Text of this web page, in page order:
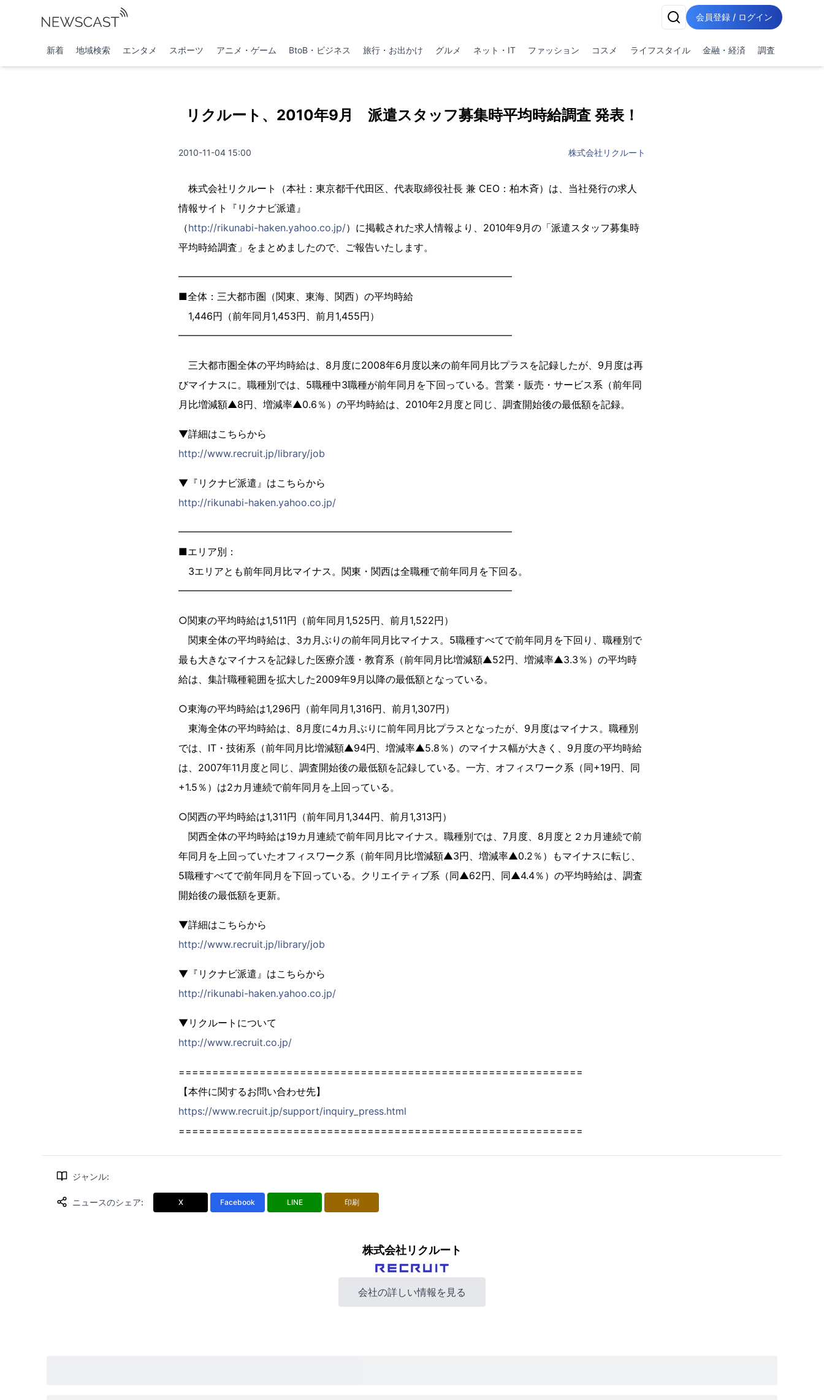
会員登録 / ログイン
新着 地域検索 エンタメ スポーツ アニメ・ゲーム BtoB・ビジネス 旅行・お出かけ グルメ ネット・IT ファッション コスメ ライフスタイル 金融・経済 調査
リクルート、2010年9月 派遣スタッフ募集時平均時給調査 発表！
2010-11-04 15:00 株式会社リクルート
株式会社リクルート（本社：東京都千代田区、代表取締役社長 兼 CEO：柏木斉）は、当社発行の求人
情報サイト『リクナビ派遣』
（http://rikunabi-haken.yahoo.co.jp/）に掲載された求人情報より、2010年9月の「派遣スタッフ募集時
平均時給調査」をまとめましたので、ご報告いたします。
━━━━━━━━━━━━━━━━━━━━━━━━━━━━━━━━━━
■全体：三大都市圏（関東、東海、関西）の平均時給
1,446円（前年同月1,453円、前月1,455円）
━━━━━━━━━━━━━━━━━━━━━━━━━━━━━━━━━━
三大都市圏全体の平均時給は、8月度に2008年6月度以来の前年同月比プラスを記録したが、9月度は再
びマイナスに。職種別では、5職種中3職種が前年同月を下回っている。営業・販売・サービス系（前年同
月比増減額▲8円、増減率▲0.6％）の平均時給は、2010年2月度と同じ、調査開始後の最低額を記録。
▼詳細はこちらから
http://www.recruit.jp/library/job
▼『リクナビ派遣』はこちらから
http://rikunabi-haken.yahoo.co.jp/
━━━━━━━━━━━━━━━━━━━━━━━━━━━━━━━━━━
■エリア別：
3エリアとも前年同月比マイナス。関東・関西は全職種で前年同月を下回る。
━━━━━━━━━━━━━━━━━━━━━━━━━━━━━━━━━━
○関東の平均時給は1,511円（前年同月1,525円、前月1,522円）
関東全体の平均時給は、3カ月ぶりの前年同月比マイナス。5職種すべてで前年同月を下回り、職種別で
最も大きなマイナスを記録した医療介護・教育系（前年同月比増減額▲52円、増減率▲3.3％）の平均時
給は、集計職種範囲を拡大した2009年9月以降の最低額となっている。
○東海の平均時給は1,296円（前年同月1,316円、前月1,307円）
東海全体の平均時給は、8月度に4カ月ぶりに前年同月比プラスとなったが、9月度はマイナス。職種別
では、IT・技術系（前年同月比増減額▲94円、増減率▲5.8％）のマイナス幅が大きく、9月度の平均時給
は、2007年11月度と同じ、調査開始後の最低額を記録している。一方、オフィスワーク系（同+19円、同
+1.5％）は2カ月連続で前年同月を上回っている。
○関西の平均時給は1,311円（前年同月1,344円、前月1,313円）
関西全体の平均時給は19カ月連続で前年同月比マイナス。職種別では、7月度、8月度と２カ月連続で前
年同月を上回っていたオフィスワーク系（前年同月比増減額▲3円、増減率▲0.2％）もマイナスに転じ、
5職種すべてで前年同月を下回っている。クリエイティブ系（同▲62円、同▲4.4％）の平均時給は、調査
開始後の最低額を更新。
▼詳細はこちらから
http://www.recruit.jp/library/job
▼『リクナビ派遣』はこちらから
http://rikunabi-haken.yahoo.co.jp/
▼リクルートについて
http://www.recruit.co.jp/
============================================================
【本件に関するお問い合わせ先】
https://www.recruit.jp/support/inquiry_press.html
============================================================
ジャンル:
ニュースのシェア: X Facebook LINE 印刷
株式会社リクルート
会社の詳しい情報を見る